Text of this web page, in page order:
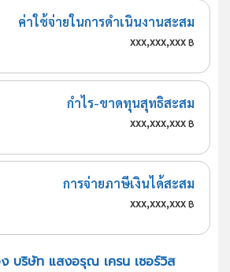
ค่าใช้จ่ายในการดำเนินงานสะสม
xxx,xxx,xxx฿
กำไร-ขาดทุนสุทธิสะสม
xxx,xxx,xxx฿
การจ่ายภาษีเงินได้สะสม
xxx,xxx,xxx฿
บริษัท แสงอรุณ เครน เซอร์วิส